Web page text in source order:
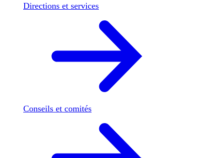
Directions et services
Conseils et comités